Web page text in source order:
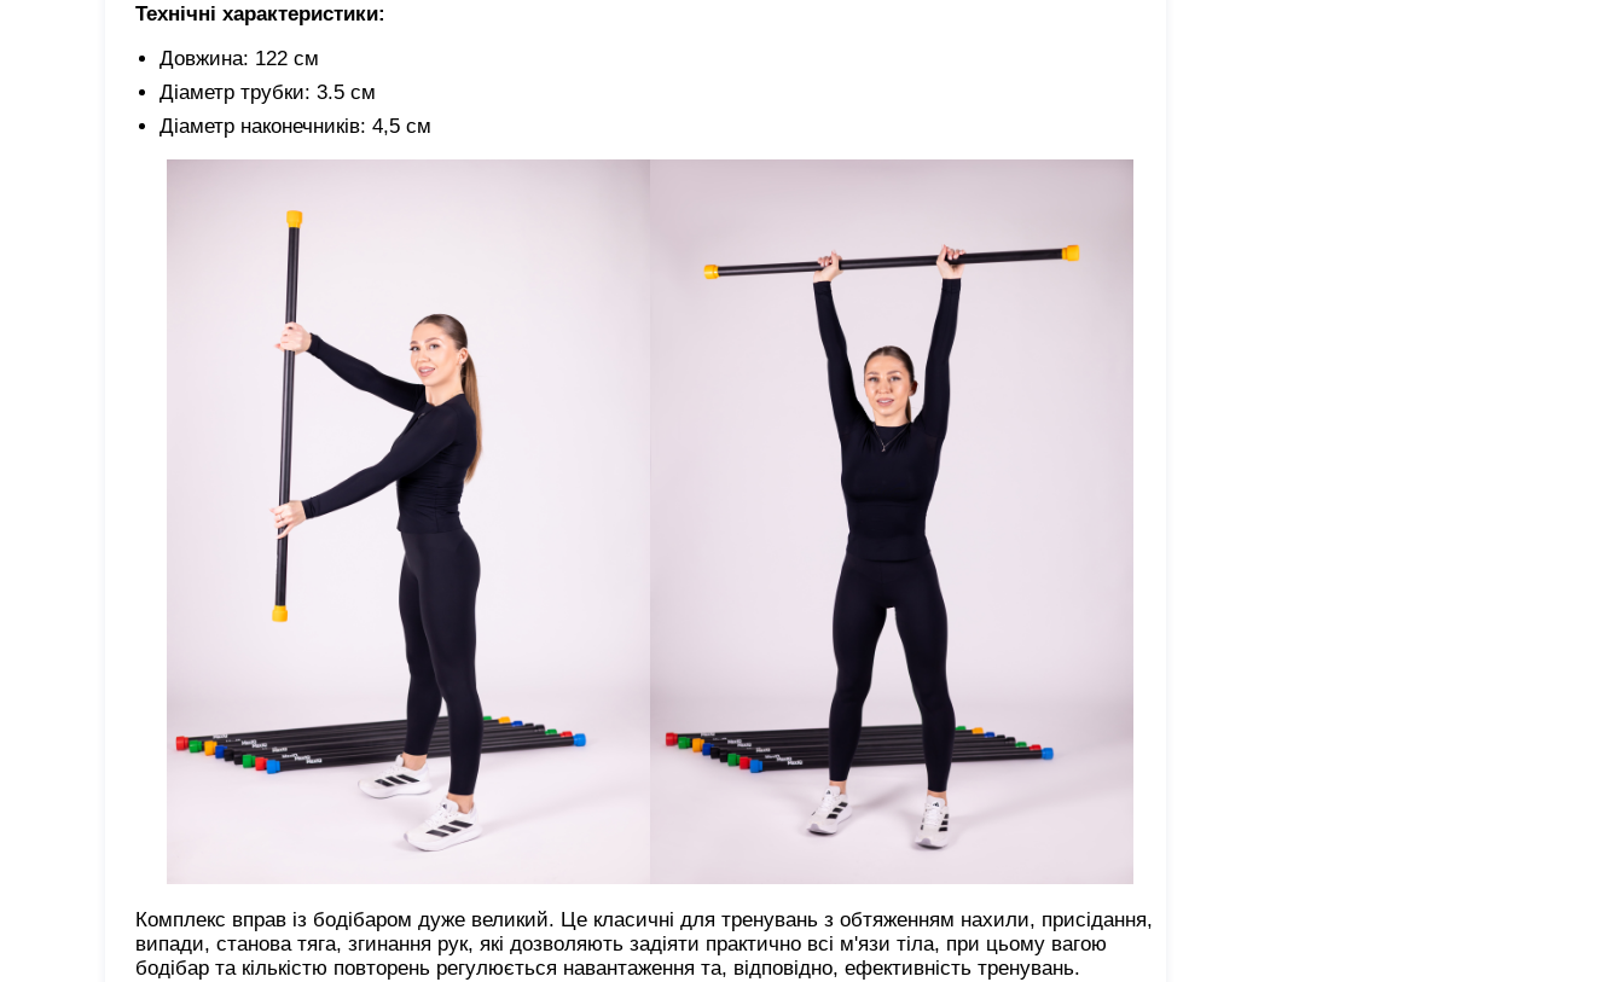
Технічні характеристики:
Довжина: 122 см
Діаметр трубки: 3.5 см
Діаметр наконечників: 4,5 см
Комплекс вправ із бодібаром дуже великий. Це класичні для тренувань з обтяженням нахили, присідання,
випади, станова тяга, згинання рук, які дозволяють задіяти практично всі м'язи тіла, при цьому вагою
бодібар та кількістю повторень регулюється навантаження та, відповідно, ефективність тренувань.